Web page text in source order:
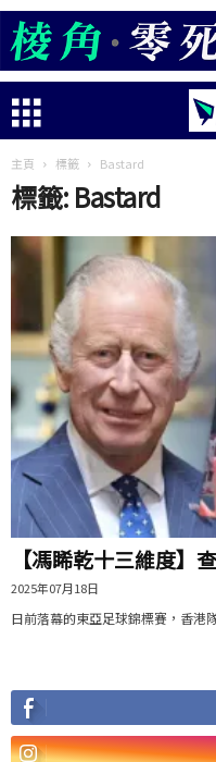
主頁 標籤 Bastard
標籤: Bastard
【馮睎乾十三維度
2025年07月18日
日前落幕的東亞足球錦標賽，香港